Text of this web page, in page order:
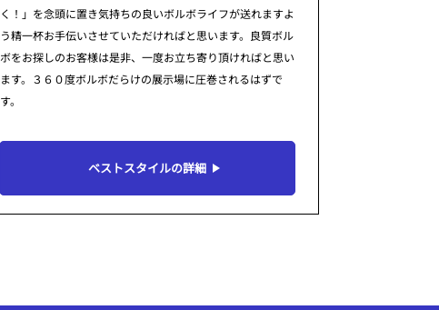
く！」を念頭に置き気持ちの良いボルボライフが送れますよ
う精一杯お手伝いさせていただければと思います。良質ボル
ボをお探しのお客様は是非、一度お立ち寄り頂ければと思い
ます。３６０度ボルボだらけの展示場に圧巻されるはずで
す。
ベストスタイルの詳細